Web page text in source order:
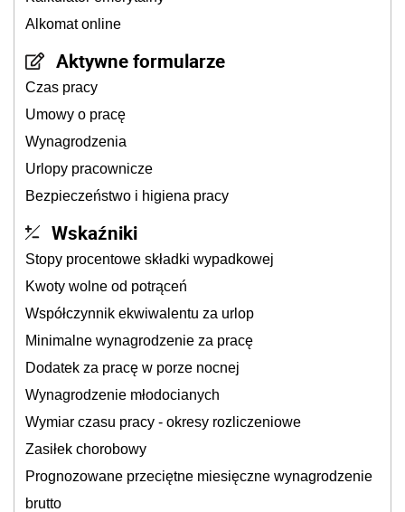
Alkomat online
Aktywne formularze
Czas pracy
Umowy o pracę
Wynagrodzenia
Urlopy pracownicze
Bezpieczeństwo i higiena pracy
Wskaźniki
Stopy procentowe składki wypadkowej
Kwoty wolne od potrąceń
Współczynnik ekwiwalentu za urlop
Minimalne wynagrodzenie za pracę
Dodatek za pracę w porze nocnej
Wynagrodzenie młodocianych
Wymiar czasu pracy - okresy rozliczeniowe
Zasiłek chorobowy
Prognozowane przeciętne miesięczne wynagrodzenie
brutto